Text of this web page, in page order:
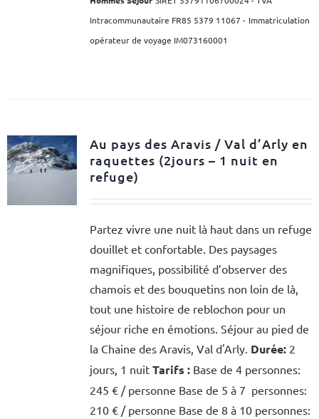
Intracommunautaire FR85 5379 11067 - Immatriculation
opérateur de voyage IM073160001
Au pays des Aravis / Val d’Arly en
raquettes (2jours – 1 nuit en
refuge)
Partez vivre une nuit là haut dans un refuge
douillet et confortable. Des paysages
magnifiques, possibilité d’observer des
chamois et des bouquetins non loin de là,
tout une histoire de reblochon pour un
séjour riche en émotions. Séjour au pied de
la Chaine des Aravis, Val d'Arly. Durée:2
jours, 1 nuit Tarifs :Base de 4 personnes:
245 € / personne Base de 5 à 7 personnes:
210 € / personne Base de 8 à 10 personnes: